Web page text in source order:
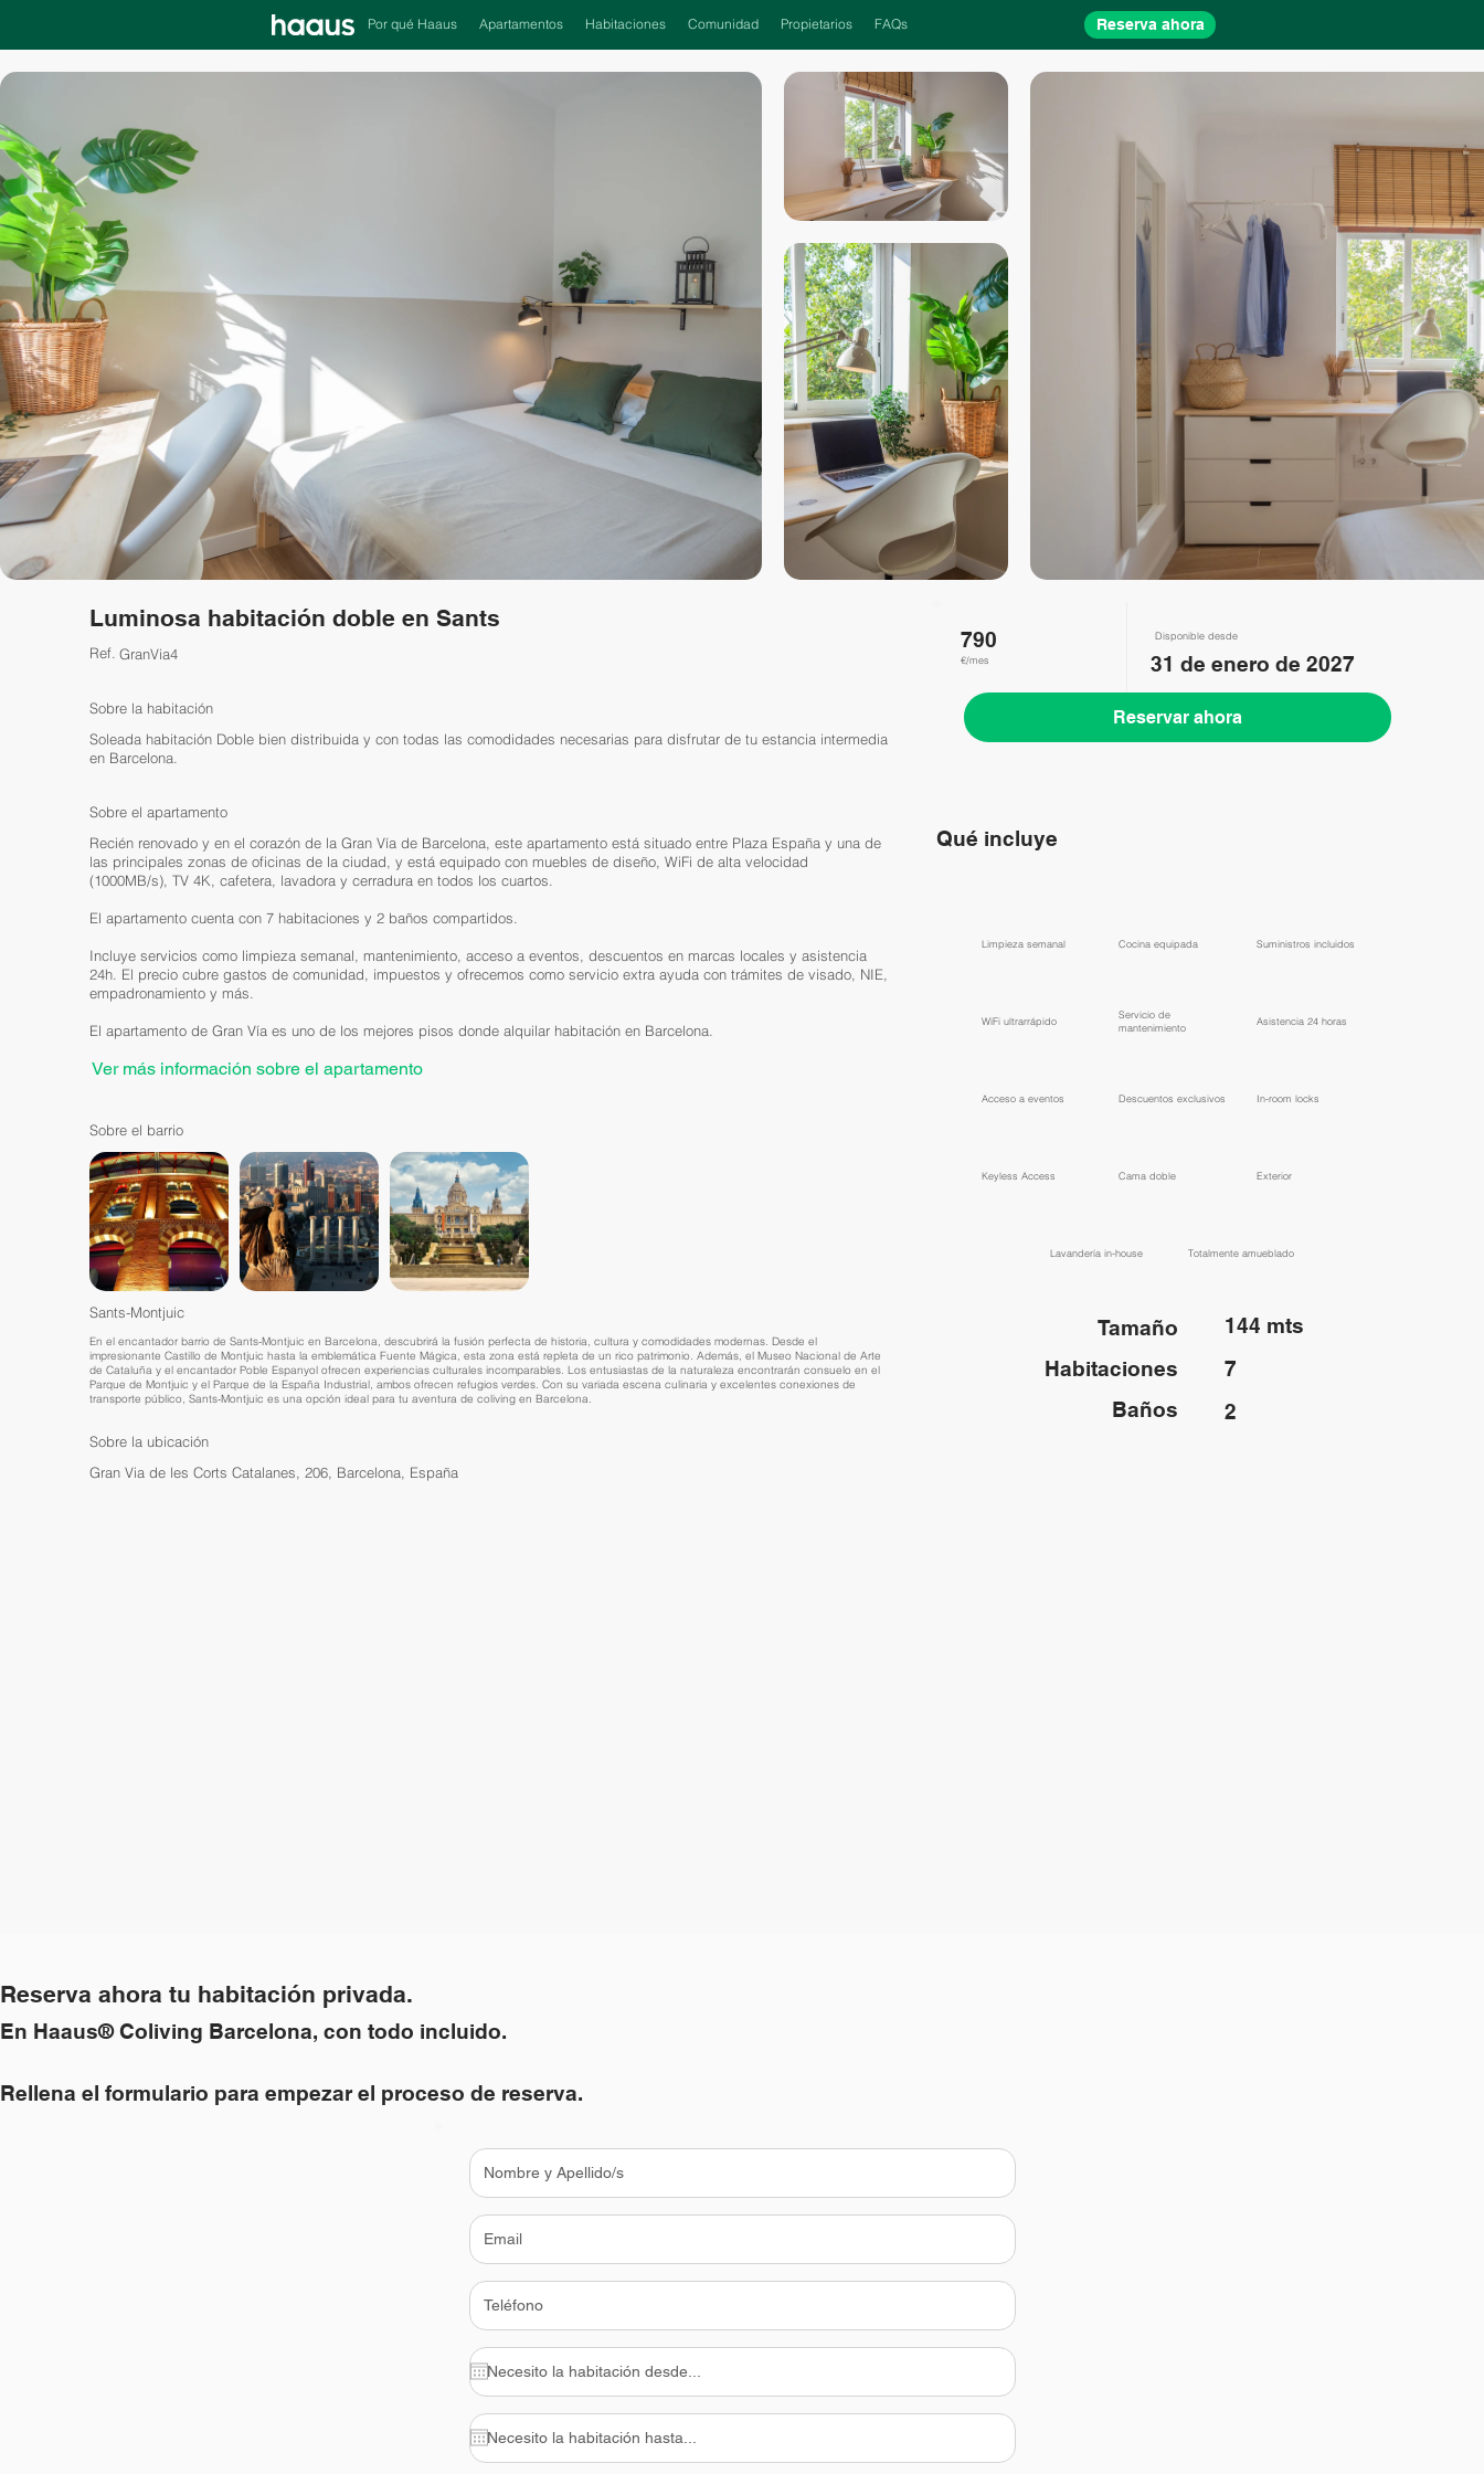
Por qué Haaus Apartamentos Habitaciones Comunidad Propietarios FAQs Reserva ahora
Luminosa habitación doble en Sants
GranVia4
Ref.
Sobre la habitación
Soleada habitación Doble bien distribuida y con todas las comodidades necesarias para disfrutar de tu estancia intermedia
en Barcelona.
Sobre el apartamento
Recién renovado y en el corazón de la Gran Vía de Barcelona, este apartamento está situado entre Plaza España y una de
las principales zonas de oficinas de la ciudad, y está equipado con muebles de diseño, WiFi de alta velocidad
(1000MB/s), TV 4K, cafetera, lavadora y cerradura en todos los cuartos.
El apartamento cuenta con 7 habitaciones y 2 baños compartidos.
Incluye servicios como limpieza semanal, mantenimiento, acceso a eventos, descuentos en marcas locales y asistencia
24h. El precio cubre gastos de comunidad, impuestos y ofrecemos como servicio extra ayuda con trámites de visado, NIE,
empadronamiento y más.
El apartamento de Gran Vía es uno de los mejores pisos donde alquilar habitación en Barcelona.
Ver más información sobre el apartamento
Sobre el barrio
Sants-Montjuic
En el encantador barrio de Sants-Montjuic en Barcelona, descubrirá la fusión perfecta de historia, cultura y comodidades modernas. Desde el
impresionante Castillo de Montjuic hasta la emblemática Fuente Mágica, esta zona está repleta de un rico patrimonio. Además, el Museo Nacional de Arte
de Cataluña y el encantador Poble Espanyol ofrecen experiencias culturales incomparables. Los entusiastas de la naturaleza encontrarán consuelo en el
Parque de Montjuic y el Parque de la España Industrial, ambos ofrecen refugios verdes. Con su variada escena culinaria y excelentes conexiones de
transporte público, Sants-Montjuic es una opción ideal para tu aventura de coliving en Barcelona.
Sobre la ubicación
Gran Via de les Corts Catalanes, 206, Barcelona, España
790
€/mes
Reservar ahora
Disponible desde
31 de enero de 2027
Qué incluye
​Limpieza semanal ​Cocina equipada ​Suministros incluidos
​WiFi ultrarrápido
​Servicio de
mantenimiento
​Asistencia 24 horas
​Acceso a eventos ​Descuentos exclusivos In-room locks
Keyless Access Cama doble Exterior
Lavandería in-house ​Totalmente amueblado
2
7
144 mts
Baños
Habitaciones
Tamaño
Reserva ahora tu habitación privada.
En Haaus® Coliving Barcelona, con todo incluido.
Rellena el formulario para empezar el proceso de reserva.